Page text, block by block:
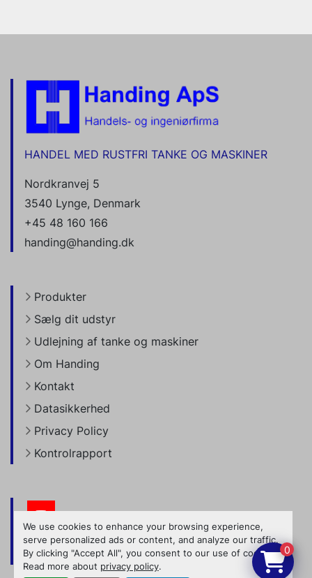
We use cookies to enhance your browsing experience,
serve personalized ads or content, and analyze our traffic.
By clicking "Accept All", you consent to our use of cookies.
Read more about privacy policy.
HANDEL MED RUSTFRI TANKE OG MASKINER
Nordkranvej 5
3540 Lynge, Denmark
+45 48 160 166
handing@handing.dk
Produkter
Sælg dit udstyr
Udlejning af tanke og maskiner
Om Handing
Kontakt
Datasikkerhed
Privacy Policy
Kontrolrapport
youtube
Manage Cookies 0